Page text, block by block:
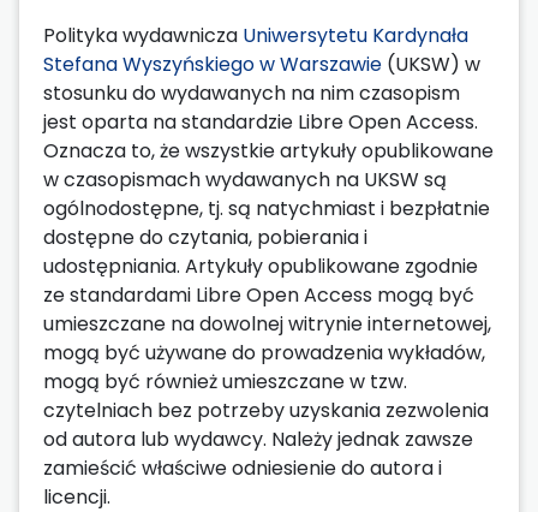
Polityka wydawnicza Uniwersytetu Kardynała
Stefana Wyszyńskiego w Warszawie (UKSW) w
stosunku do wydawanych na nim czasopism
jest oparta na standardzie Libre Open Access.
Oznacza to, że wszystkie artykuły opublikowane
w czasopismach wydawanych na UKSW są
ogólnodostępne, tj. są natychmiast i bezpłatnie
dostępne do czytania, pobierania i
udostępniania. Artykuły opublikowane zgodnie
ze standardami Libre Open Access mogą być
umieszczane na dowolnej witrynie internetowej,
mogą być używane do prowadzenia wykładów,
mogą być również umieszczane w tzw.
czytelniach bez potrzeby uzyskania zezwolenia
od autora lub wydawcy. Należy jednak zawsze
zamieścić właściwe odniesienie do autora i
licencji.